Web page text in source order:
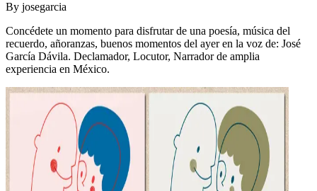
By josegarcia
Concédete un momento para disfrutar de una poesía, música del
recuerdo, añoranzas, buenos momentos del ayer en la voz de: José
García Dávila. Declamador, Locutor, Narrador de amplia
experiencia en México.